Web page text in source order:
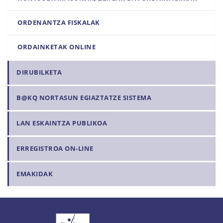
ORDENANTZA FISKALAK
ORDAINKETAK ONLINE
DIRUBILKETA
B@KQ NORTASUN EGIAZTATZE SISTEMA
LAN ESKAINTZA PUBLIKOA
ERREGISTROA ON-LINE
EMAKIDAK